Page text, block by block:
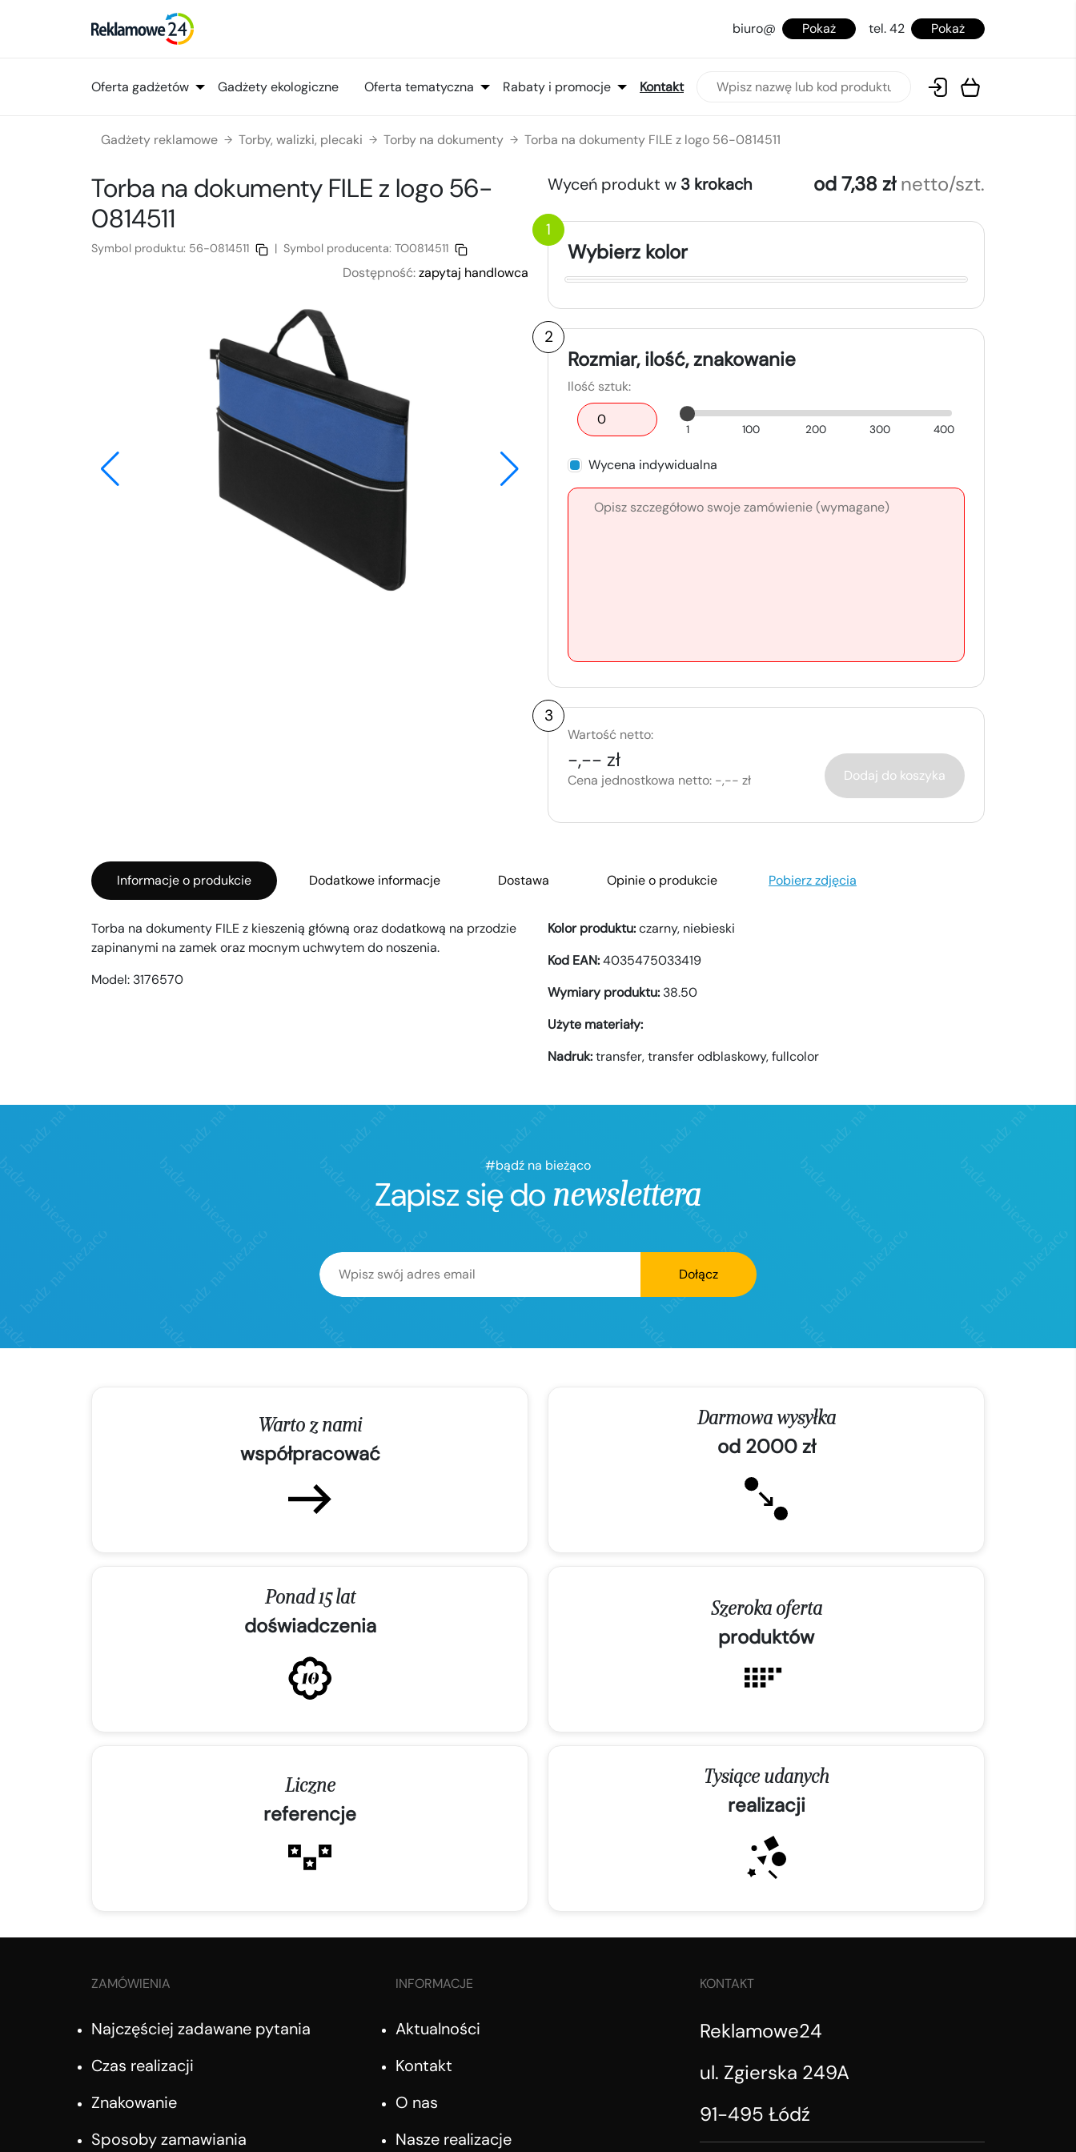
biuro@ Pokaż tel. 42 Pokaż
Oferta gadżetów Gadżety ekologiczne Oferta tematyczna Rabaty i promocje Kontakt
Gadżety reklamowe → Torby, walizki, plecaki → Torby na dokumenty → Torba na dokumenty FILE z logo 56-0814511
Torba na dokumenty FILE z logo 56-
0814511
Symbol produktu: 56-0814511 | Symbol producenta: TO0814511
Dostępność:zapytaj handlowca
Wyceń produkt w 3 krokach od 7,38 zł netto/szt.
1
Wybierz kolor
2
Rozmiar, ilość, znakowanie
Ilość sztuk:
1 100 200 300 400
Wycena indywidualna
3
Wartość netto:
-,-- zł
Cena jednostkowa netto: -,-- zł Dodaj do koszyka
Informacje o produkcie Dodatkowe informacje Dostawa Opinie o produkcie Pobierz zdjęcia
Torba na dokumenty FILE z kieszenią główną oraz dodatkową na przodzie
zapinanymi na zamek oraz mocnym uchwytem do noszenia.
Model: 3176570
Kolor produktu:czarny, niebieski
Kod EAN:4035475033419
Wymiary produktu: 38.50
Użyte materiały:
Nadruk:transfer,transfer odblaskowy,fullcolor
#bądź na bieżąco
Zapisz się do newslettera
Dołącz
Warto z nami
współpracować
Darmowa wysyłka
od 2000 zł
Ponad 15 lat
doświadczenia
Szeroka oferta
produktów
Liczne
referencje
Tysiące udanych
realizacji
ZAMÓWIENIA
Najczęściej zadawane pytania
Czas realizacji
Znakowanie
Sposoby zamawiania
INFORMACJE
Aktualności
Kontakt
O nas
Nasze realizacje
KONTAKT
Reklamowe24
ul. Zgierska 249A
91-495 Łódź